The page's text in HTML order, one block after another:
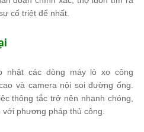
cố triệt để nhất.
nhật các dòng máy lò xo công
và camera nội soi đường ống.
thông tắc trở nên nhanh chóng,
phương pháp thủ công.